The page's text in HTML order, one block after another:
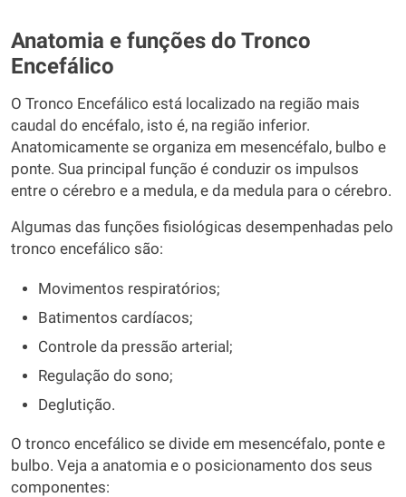
Anatomia e funções do Tronco
Encefálico
O Tronco Encefálico está localizado na região mais
caudal do encéfalo, isto é, na região inferior.
Anatomicamente se organiza em mesencéfalo, bulbo e
ponte. Sua principal função é conduzir os impulsos
entre o cérebro e a medula, e da medula para o cérebro.
Algumas das funções fisiológicas desempenhadas pelo
tronco encefálico são:
Movimentos respiratórios;
Batimentos cardíacos;
Controle da pressão arterial;
Regulação do sono;
Deglutição.
O tronco encefálico se divide em mesencéfalo, ponte e
bulbo. Veja a anatomia e o posicionamento dos seus
componentes: